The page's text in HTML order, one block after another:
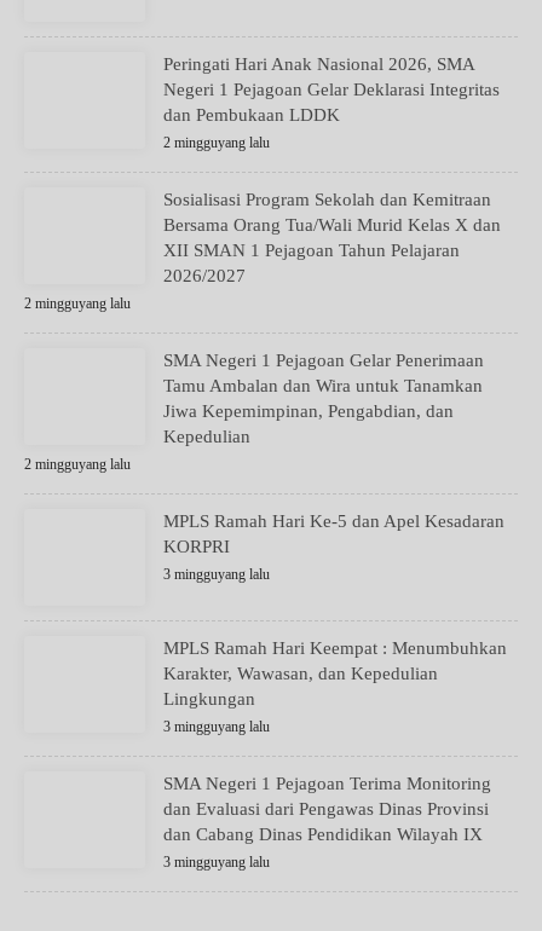
Peringati Hari Anak Nasional 2026, SMA
Negeri 1 Pejagoan Gelar Deklarasi Integritas
dan Pembukaan LDDK
2 mingguyang lalu
Sosialisasi Program Sekolah dan Kemitraan
Bersama Orang Tua/Wali Murid Kelas X dan
XII SMAN 1 Pejagoan Tahun Pelajaran
2026/2027
2 mingguyang lalu
SMA Negeri 1 Pejagoan Gelar Penerimaan
Tamu Ambalan dan Wira untuk Tanamkan
Jiwa Kepemimpinan, Pengabdian, dan
Kepedulian
2 mingguyang lalu
MPLS Ramah Hari Ke-5 dan Apel Kesadaran
KORPRI
3 mingguyang lalu
MPLS Ramah Hari Keempat : Menumbuhkan
Karakter, Wawasan, dan Kepedulian
Lingkungan
3 mingguyang lalu
SMA Negeri 1 Pejagoan Terima Monitoring
dan Evaluasi dari Pengawas Dinas Provinsi
dan Cabang Dinas Pendidikan Wilayah IX
3 mingguyang lalu